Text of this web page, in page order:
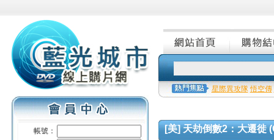
帳號：
星際異攻隊 悟空傳
[美] 天劫倒數2：大遷徙